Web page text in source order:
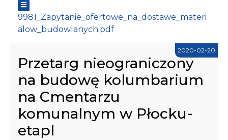
9981_Zapytanie_ofertowe_na_dostawe_materi
alow_budowlanych.pdf
Przetarg nieograniczony
na budowę kolumbarium
na Cmentarzu
komunalnym w Płocku-
etapI
2020-02-20